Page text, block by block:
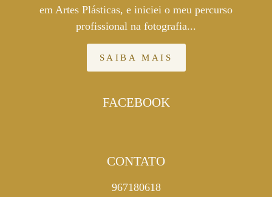
em Artes Plásticas, e iniciei o meu percurso
profissional na fotografia...
SAIBA MAIS
FACEBOOK
CONTATO
967180618